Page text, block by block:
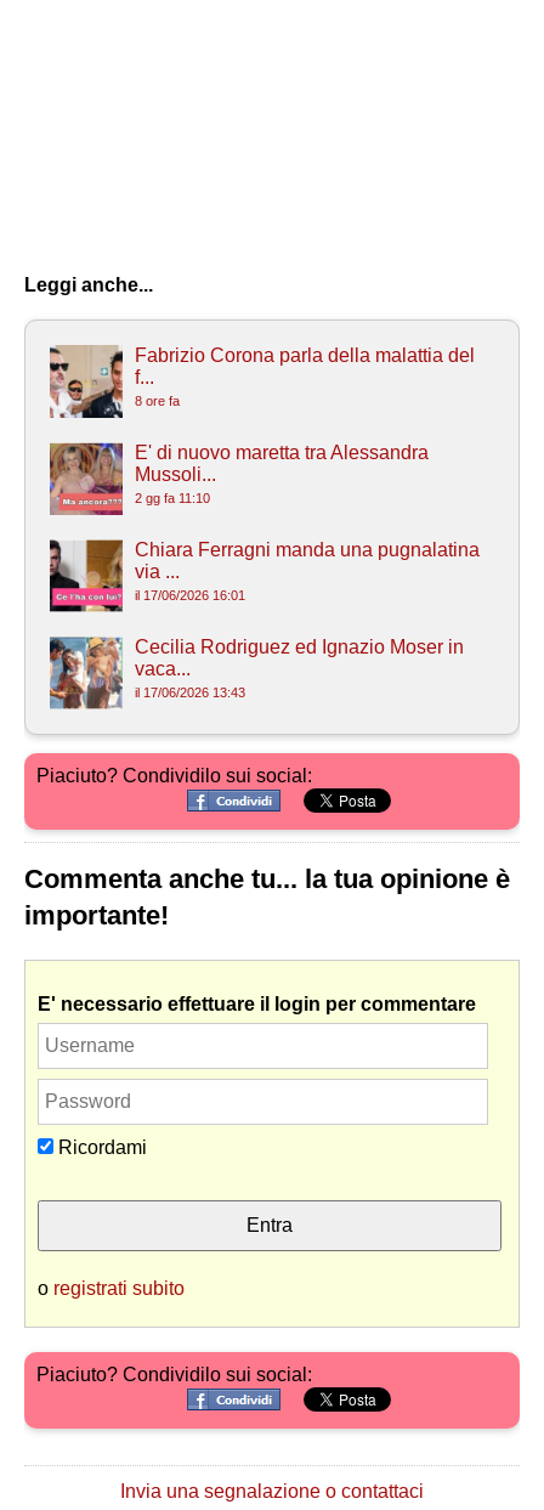
Leggi anche...
Fabrizio Corona parla della malattia del
f...
8 ore fa
E' di nuovo maretta tra Alessandra
Mussoli...
2 gg fa 11:10
Chiara Ferragni manda una pugnalatina
via ...
il 17/06/2026 16:01
Cecilia Rodriguez ed Ignazio Moser in
vaca...
il 17/06/2026 13:43
Piaciuto? Condividilo sui social:
Commenta anche tu... la tua opinione è
importante!
E' necessario effettuare il login per commentare
Ricordami
o registrati subito
Piaciuto? Condividilo sui social:
Invia una segnalazione o contattaci